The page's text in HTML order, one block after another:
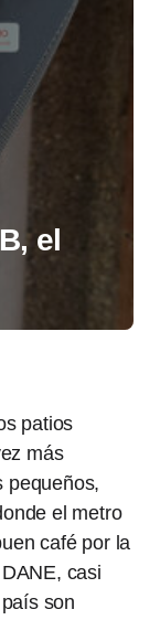
el
patios
más
pequeños,
el metro
café por la
casi
son